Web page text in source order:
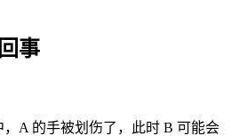
事
A 的手被划伤了，此时 B 可能会